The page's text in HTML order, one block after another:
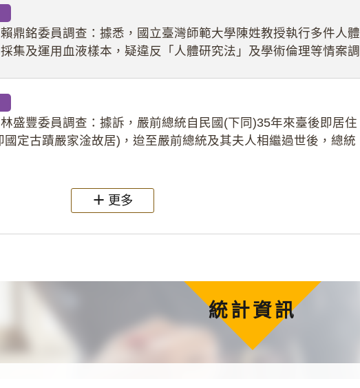
鼎銘委員調查：據悉，國立臺灣師範大學陳姓教授執行多件人體
集及運用血液樣本，疑違反「人體研究法」及學術倫理等情案調
盛豐委員調查：據訴，嚴前總統自民國(下同)35年來臺後即居住
國定古蹟嚴家淦故居)，迨至嚴前總統及其夫人相繼過世後，總統
更多
統計資訊